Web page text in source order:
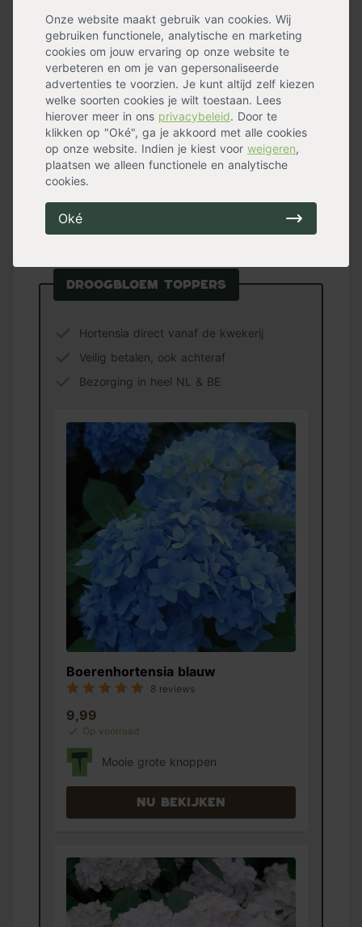
Onze website maakt gebruik van cookies. Wij
gebruiken functionele, analytische en marketing
cookies om jouw ervaring op onze website te
verbeteren en om je van gepersonaliseerde
advertenties te voorzien. Je kunt altijd zelf kiezen
welke soorten cookies je wilt toestaan. Lees
hierover meer in ons privacybeleid. Door te
klikken op "Oké", ga je akkoord met alle cookies
op onze website. Indien je kiest voor weigeren,
plaatsen we alleen functionele en analytische
cookies.
Oké
Drogen is niet de enige manier waarop je
hortensia bloemen kunt behouden. Door de
bloemen in een mengsel van glycerine en
lauw water te zetten, zorg je ervoor dat ze
lange tijd mooi blijven. Je mengt twee delen
lauw water met één deel glycerine. Daarna
zet je de stengels net zolang in het mengsel
totdat de stelen en bloemblaadjes vettig en
soepel aanvoelen. Nu zijn de bloemen lange
tijd houdbaar en kunnen zelfs jaren mooi
blijven. Bij het behandelen van de bloemen
met glycerine verkleuren de bloemen wel,
Droogbloem toppers
Hortensia direct vanaf de kwekerij
Veilig betalen, ook achteraf
Bezorging in heel NL & BE
Boerenhortensia blauw
8 reviews
9,99
Op voorraad
Mooie grote knoppen
Nu bekijken